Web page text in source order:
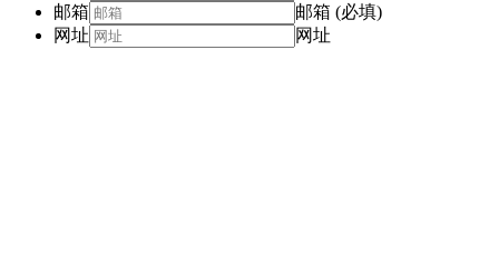
邮箱
邮箱 (必填)
网址
网址